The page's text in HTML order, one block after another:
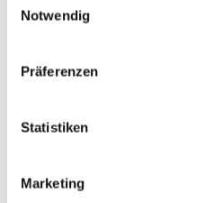
Notwendig
Präferenzen
Statistiken
Marketing